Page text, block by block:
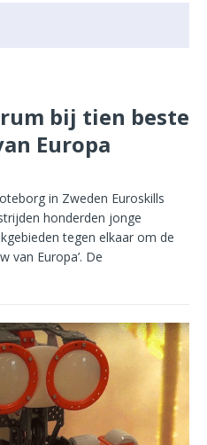
bij tien beste
Europa
in Zweden Euroskills
honderden jonge
tegen elkaar om de
van Europa’. De